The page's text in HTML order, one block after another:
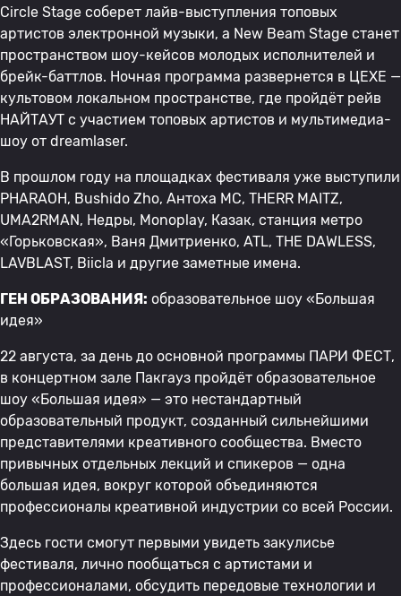
Circle Stage соберет лайв-выступления топовых
артистов электронной музыки, а New Beam Stage станет
пространством шоу-кейсов молодых исполнителей и
брейк-баттлов. Ночная программа развернется в ЦЕХЕ —
культовом локальном пространстве, где пройдёт рейв
НАЙТАУТ с участием топовых артистов и мультимедиа-
шоу от dreamlaser.
В прошлом году на площадках фестиваля уже выступили
PHARAOH, Bushido Zho, Антоха МС, THERR MAITZ,
UMA2RMAN, Недры, Monoplay, Казак, станция метро
«Горьковская», Ваня Дмитриенко, ATL, THE DAWLESS,
LAVBLAST, Biicla и другие заметные имена.
ГЕН ОБРАЗОВАНИЯ: образовательное шоу «Большая
идея»
22 августа, за день до основной программы ПАРИ ФЕСТ,
в концертном зале Пакгауз пройдёт образовательное
шоу «Большая идея» — это нестандартный
образовательный продукт, созданный сильнейшими
представителями креативного сообщества. Вместо
привычных отдельных лекций и спикеров — одна
большая идея, вокруг которой объединяются
профессионалы креативной индустрии со всей России.
Здесь гости смогут первыми увидеть закулисье
фестиваля, лично пообщаться с артистами и
профессионалами, обсудить передовые технологии и